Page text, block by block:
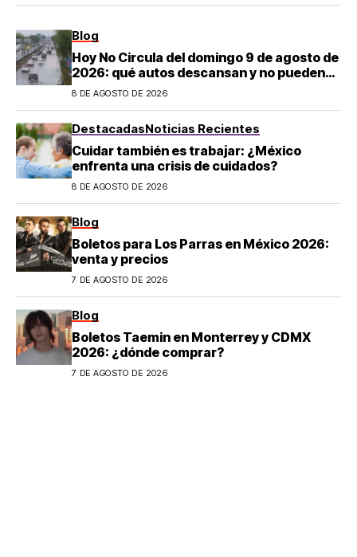
Blog
Hoy No Circula del domingo 9 de agosto de
2026: qué autos descansan y no pueden
salir en CDMX y el Estado de México; estos
8 DE AGOSTO DE 2026
DestacadasNoticias Recientes
Cuidar también es trabajar: ¿México
enfrenta una crisis de cuidados?
8 DE AGOSTO DE 2026
Blog
Boletos para Los Parras en México 2026:
venta y precios
7 DE AGOSTO DE 2026
Blog
Boletos Taemin en Monterrey y CDMX
2026: ¿dónde comprar?
7 DE AGOSTO DE 2026